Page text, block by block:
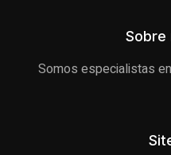
Sobre
Somos especialistas